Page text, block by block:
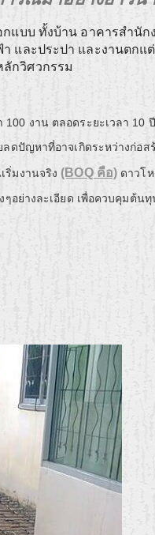
แบบ ทั้งบ้าน อาคารสำนั
และประปา และงานตกแ
ลักวิศวกรรม
งาน ตลอดระยะเวลา 10 ปี
ดปัญหาที่อาจเกิดระหว่างก่อส
ริ่มงานจริง (BOQ คือ) ดาวโ
อย่างละเอียด เพื่อควบคุมต้น